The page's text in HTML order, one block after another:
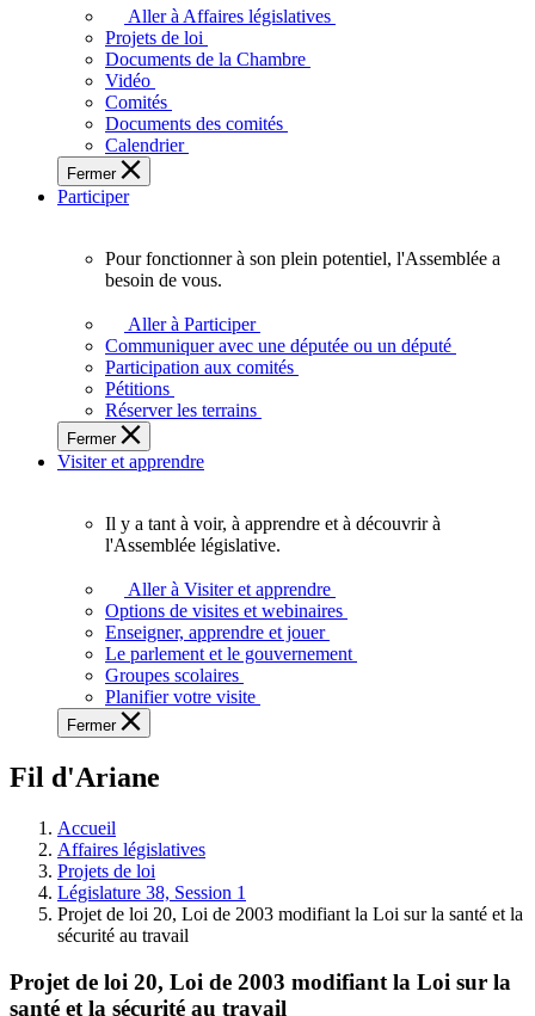
adopte
touchent
des
Ontariennes
et
Aller à Affaires législatives
Projets de loi
Documents de la Chambre
Vidéo
Comités
Documents des comités
Calendrier
Fermer
Participer
plein
potentiel,
l'Assemblée
a
besoin
de
Pour fonctionner à son plein potentiel, l'Assemblée a
besoin de vous.
Aller à Participer
Communiquer avec une députée ou un député
Participation aux comités
Pétitions
Réserver les terrains
Fermer
Visiter et apprendre
voir,
apprendre
et
à
à
législative.
Il y a tant à voir, à apprendre et à découvrir à
l'Assemblée législative.
Aller à Visiter et apprendre
Options de visites et webinaires
Enseigner, apprendre et jouer
Le parlement et le gouvernement
Groupes scolaires
Planifier votre visite
Fermer
Fil d'Ariane
Accueil
Affaires législatives
Projets de loi
Législature 38, Session 1
Projet de loi 20, Loi de 2003 modifiant la Loi sur la santé et la
sécurité au travail
Projet de loi 20, Loi de 2003 modifiant la Loi sur la
santé et la sécurité au travail